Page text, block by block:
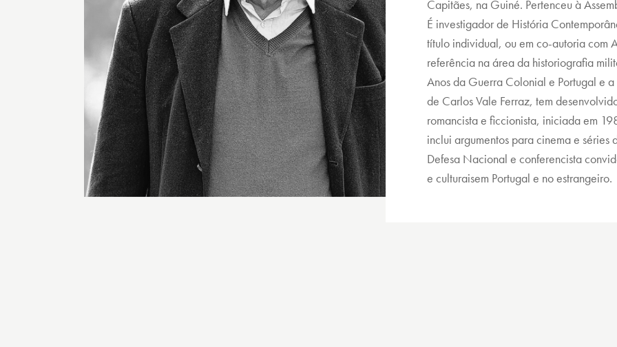
Capitães, na Guiné. Pertenceu à
É investigador de História
título individual, ou em co-autoria com
referência na área da historiografia
Anos da Guerra Colonial e Portugal e
de Carlos Vale Ferraz, tem
romancista e ficcionista, iniciada em
inclui argumentos para cinema e séries
Defesa Nacional e conferencista
e culturaisem Portugal e no estrangeiro.